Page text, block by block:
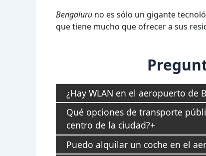
Bengaluru no es sólo un gigante
que tiene mucho que ofrecer a sus
¿Hay WLAN en el aeropuerto de
Qué opciones de transporte
centro de la ciudad?
Puedo alquilar un coche en el